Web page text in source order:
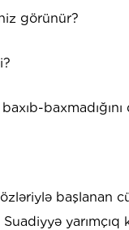
görünür?
başlanan
yarımçıq